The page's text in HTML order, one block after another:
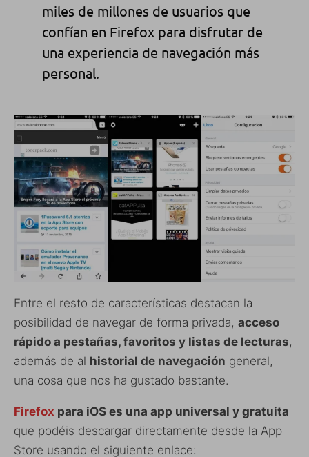
miles de millones de usuarios que
confían en Firefox para disfrutar de
una experiencia de navegación más
personal.
Entre el resto de características destacan la
posibilidad de navegar de forma privada, acceso
rápido a pestañas, favoritos y listas de lecturas,
además de al historial de navegación general,
una cosa que nos ha gustado bastante.
Firefox para iOS es una app universal y gratuita
que podéis descargar directamente desde la App
Store usando el siguiente enlace: